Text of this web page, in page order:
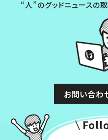
“人”のグッドニュースの
お問い合わ